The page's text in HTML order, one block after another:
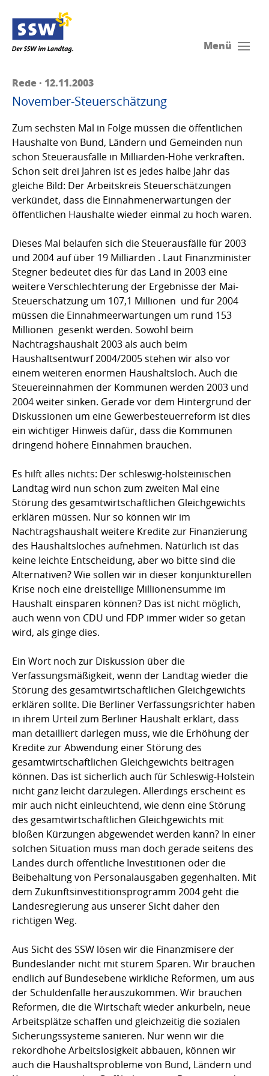
Menü
Rede · 12.11.2003
November-Steuerschätzung
Zum sechsten Mal in Folge müssen die öffentlichen
Haushalte von Bund, Ländern und Gemeinden nun
schon Steuerausfälle in Milliarden-Höhe verkraften.
Schon seit drei Jahren ist es jedes halbe Jahr das
gleiche Bild: Der Arbeitskreis Steuerschätzungen
verkündet, dass die Einnahmenerwartungen der
öffentlichen Haushalte wieder einmal zu hoch waren.
Dieses Mal belaufen sich die Steuerausfälle für 2003
und 2004 auf über 19 Milliarden . Laut Finanzminister
Stegner bedeutet dies für das Land in 2003 eine
weitere Verschlechterung der Ergebnisse der Mai-
Steuerschätzung um 107,1 Millionen  und für 2004
müssen die Einnahmeerwartungen um rund 153
Millionen  gesenkt werden. Sowohl beim
Nachtragshaushalt 2003 als auch beim
Haushaltsentwurf 2004/2005 stehen wir also vor
einem weiteren enormen Haushaltsloch. Auch die
Steuereinnahmen der Kommunen werden 2003 und
2004 weiter sinken. Gerade vor dem Hintergrund der
Diskussionen um eine Gewerbesteuerreform ist dies
ein wichtiger Hinweis dafür, dass die Kommunen
dringend höhere Einnahmen brauchen.
Es hilft alles nichts: Der schleswig-holsteinischen
Landtag wird nun schon zum zweiten Mal eine
Störung des gesamtwirtschaftlichen Gleichgewichts
erklären müssen. Nur so können wir im
Nachtragshaushalt weitere Kredite zur Finanzierung
des Haushaltsloches aufnehmen. Natürlich ist das
keine leichte Entscheidung, aber wo bitte sind die
Alternativen? Wie sollen wir in dieser konjunkturellen
Krise noch eine dreistellige Millionensumme im
Haushalt einsparen können? Das ist nicht möglich,
auch wenn von CDU und FDP immer wider so getan
wird, als ginge dies.
Ein Wort noch zur Diskussion über die
Verfassungsmäßigkeit, wenn der Landtag wieder die
Störung des gesamtwirtschaftlichen Gleichgewichts
erklären sollte. Die Berliner Verfassungsrichter haben
in ihrem Urteil zum Berliner Haushalt erklärt, dass
man detailliert darlegen muss, wie die Erhöhung der
Kredite zur Abwendung einer Störung des
gesamtwirtschaftlichen Gleichgewichts beitragen
können. Das ist sicherlich auch für Schleswig-Holstein
nicht ganz leicht darzulegen. Allerdings erscheint es
mir auch nicht einleuchtend, wie denn eine Störung
des gesamtwirtschaftlichen Gleichgewichts mit
bloßen Kürzungen abgewendet werden kann? In einer
solchen Situation muss man doch gerade seitens des
Landes durch öffentliche Investitionen oder die
Beibehaltung von Personalausgaben gegenhalten. Mit
dem Zukunftsinvestitionsprogramm 2004 geht die
Landesregierung aus unserer Sicht daher den
richtigen Weg.
Aus Sicht des SSW lösen wir die Finanzmisere der
Bundesländer nicht mit sturem Sparen. Wir brauchen
endlich auf Bundesebene wirkliche Reformen, um aus
der Schuldenfalle herauszukommen. Wir brauchen
Reformen, die die Wirtschaft wieder ankurbeln, neue
Arbeitsplätze schaffen und gleichzeitig die sozialen
Sicherungssysteme sanieren. Nur wenn wir die
rekordhohe Arbeitslosigkeit abbauen, können wir
auch die Haushaltsprobleme von Bund, Ländern und